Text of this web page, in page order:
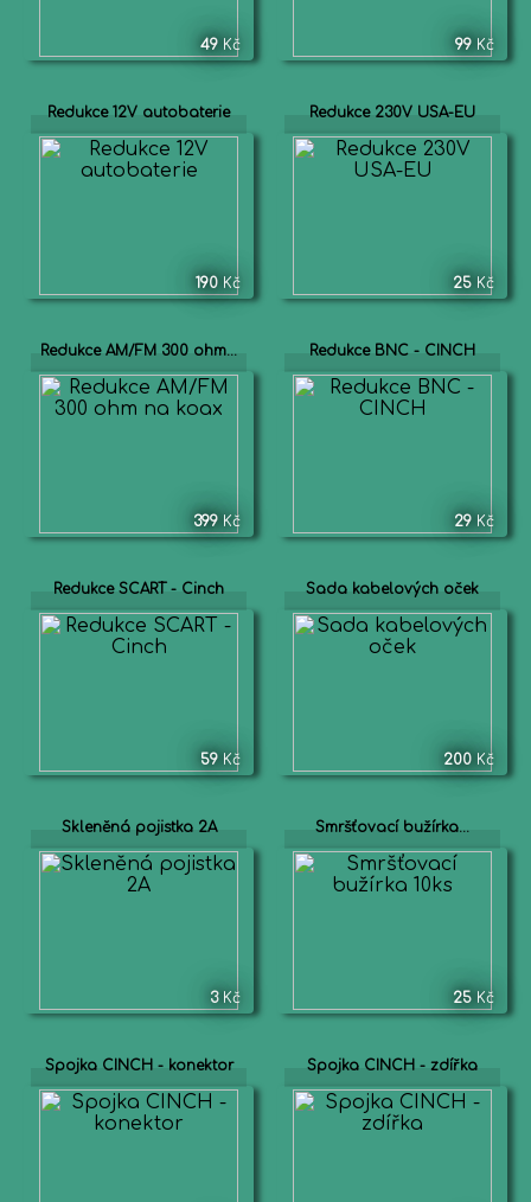
49 Kč 99 Kč
Redukce 12V autobaterie
190 Kč
Redukce 230V USA-EU
25 Kč
Redukce AM/FM 300 ohm...
399 Kč
Redukce BNC - CINCH
29 Kč
Redukce SCART - Cinch
59 Kč
Sada kabelových oček
200 Kč
Skleněná pojistka 2A
3 Kč
Smršťovací bužírka...
25 Kč
Spojka CINCH - konektor Spojka CINCH - zdířka